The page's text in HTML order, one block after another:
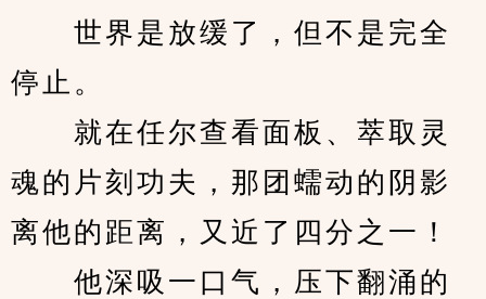
世界是放缓了，但不是完全
停止。
就在任尔查看面板、萃取灵
魂的片刻功夫，那团蠕动的阴影
离他的距离，又近了四分之一！
他深吸一口气，压下翻涌的